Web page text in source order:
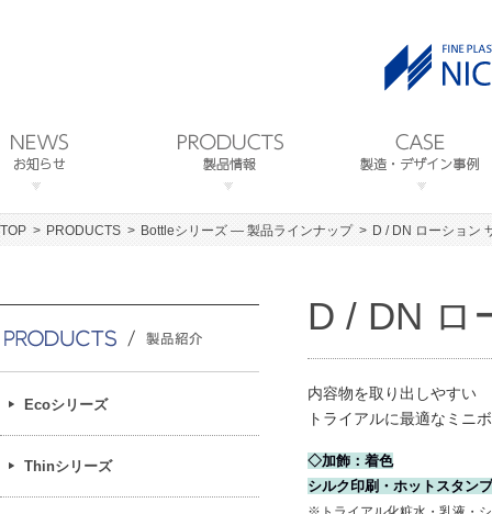
TOP PRODUCTS Bottleシリーズ ― 製品ラインナップ D / DN ローション
D / DN ロ
内容物を取り出しやすい
トライアルに最適なミニ
◇加飾：着色
シルク印刷・ホットスタン
Ecoシリーズ
Thinシリーズ